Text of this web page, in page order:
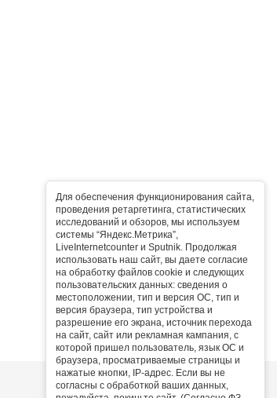
Для обеспечения функционирования сайта,
проведения ретаргетинга, статистических
исследований и обзоров, мы используем
системы “Яндекс.Метрика”,
LiveInternetcounter и Sputnik. Продолжая
использовать наш сайт, вы даете согласие
на обработку файлов cookie и следующих
пользовательских данных: сведения о
местоположении, тип и версия ОС, тип и
версия браузера, тип устройства и
разрешение его экрана, источник перехода
на сайт, сайт или рекламная кампания, с
которой пришел пользователь, язык ОС и
браузера, просматриваемые страницы и
нажатые кнопки, IP-адрес. Если вы не
согласны с обработкой ваших данных,